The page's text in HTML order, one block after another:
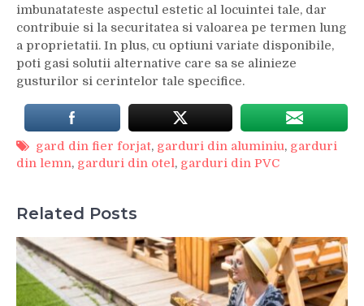
imbunatateste aspectul estetic al locuintei tale, dar
contribuie si la securitatea si valoarea pe termen lung
a proprietatii. In plus, cu optiuni variate disponibile,
poti gasi solutii alternative care sa se alinieze
gusturilor si cerintelor tale specifice.
gard din fier forjat, garduri din aluminiu, garduri
din lemn, garduri din otel, garduri din PVC
Related Posts